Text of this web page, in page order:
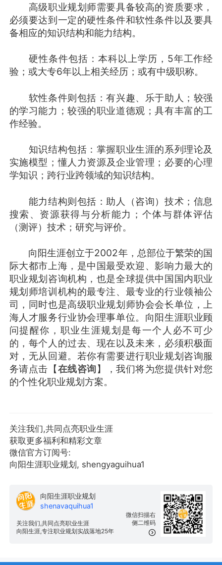
高级职业规划师需要具备较高的资质要求，
必须要达到一定的硬性条件和软性条件以及要具
备相应的知识结构和能力结构。
硬性条件包括：本科以上学历，5年工作经
验；或大专6年以上相关经历；或有中级职称。
软性条件则包括：有兴趣、乐于助人；较强
的学习能力；较强的职业道德观；具有丰富的工
作经验。
知识结构包括：掌握职业生涯的系列理论及
实施模型；懂人力资源及企业管理；必要的心理
学知识；跨行业跨领域的知识结构。
能力结构则包括：助人（咨询）技术；信息
搜索、资源获得与分析能力；个体与群体评估
（测评）技术；研究与评价。
向阳生涯创立于2002年，总部位于繁荣的国
际大都市上海，是中国最受欢迎、影响力最大的
职业规划咨询机构，也是全球提供中国国内职业
规划师培训机构的最专注、最专业的行业领袖公
司，同时也是高级职业规划师协会会长单位，上
海人才服务行业协会理事单位。向阳生涯职业顾
问提醒你，职业生涯规划是每一个人必不可少
的，每个人的过去、现在以及未来，必须积极面
对，无从回避。若你有需要进行职业规划咨询服
务请点击【在线咨询】，我们将为您提供针对您
的个性化职业规划方案。
关注我们,共同点亮职业生涯
获取更多福利和精彩文章
微信官方订阅号:
向阳生涯职业规划, shengyaguihua1
微信扫描右
侧二维码
向阳生涯职业规划
shenavaquihua1
关注我们,共同点亮职业生涯
向阳生涯,专注职业规划实战落地25年